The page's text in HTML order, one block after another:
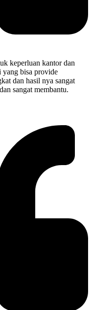
keperluan kantor dan
yang bisa provide
dan hasil nya sangat
sangat membantu.